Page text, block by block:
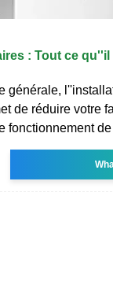
: Tout ce
générale,
de réduire votre
fonctionnement